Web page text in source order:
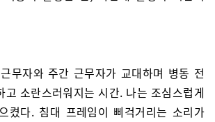
무자와 주간 근무자가 교대하며 병동 전
고 소란스러워지는 시간. 나는 조심스럽게
켰다. 침대 프레임이 삐걱거리는 소리가